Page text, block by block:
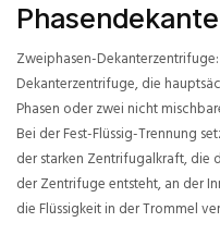
Zweiphasen-
Dekanterzentrifuge, die
Phasen oder zwei nicht
Bei der Fest-Flüssig-Trennung
der starken Zentrifugalkraft, die
der Zentrifuge entsteht, an der
die Flüssigkeit in der Trommel